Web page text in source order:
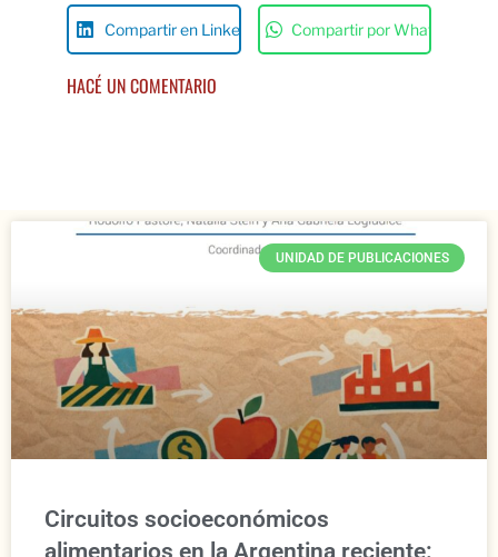
Compartir en Linkedin Compartir por Whats App
HACÉ UN COMENTARIO
UNIDAD DE PUBLICACIONES
Circuitos socioeconómicos
alimentarios en la Argentina reciente: